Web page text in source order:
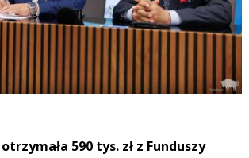
590 tys. zł z Funduszy